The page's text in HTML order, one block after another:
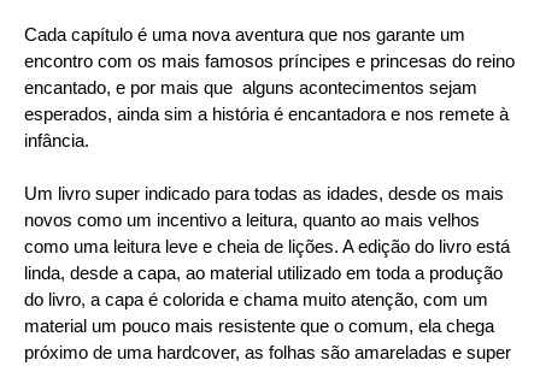
Cada capítulo é uma nova aventura que nos garante um
encontro com os mais famosos príncipes e princesas do reino
encantado, e por mais que alguns acontecimentos sejam
esperados, ainda sim a história é encantadora e nos remete à
infância.
Um livro super indicado para todas as idades, desde os mais
novos como um incentivo a leitura, quanto ao mais velhos
como uma leitura leve e cheia de lições. A edição do livro está
linda, desde a capa, ao material utilizado em toda a produção
do livro, a capa é colorida e chama muito atenção, com um
material um pouco mais resistente que o comum, ela chega
próximo de uma hardcover, as folhas são amareladas e super